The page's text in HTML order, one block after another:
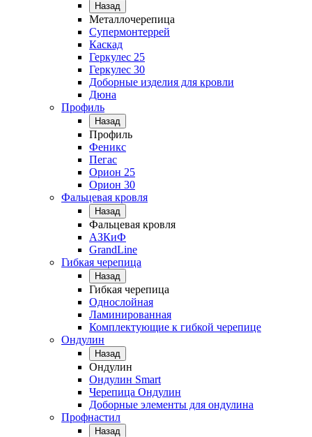
Назад
Металлочерепица
Супермонтеррей
Каскад
Геркулес 25
Геркулес 30
Доборные изделия для кровли
Дюна
Профиль
Назад
Профиль
Феникс
Пегас
Орион 25
Орион 30
Фальцевая кровля
Назад
Фальцевая кровля
АЗКиФ
GrandLine
Гибкая черепица
Назад
Гибкая черепица
Однослойная
Ламинированная
Комплектующие к гибкой черепице
Ондулин
Назад
Ондулин
Ондулин Smart
Черепица Ондулин
Доборные элементы для ондулина
Профнастил
Назад